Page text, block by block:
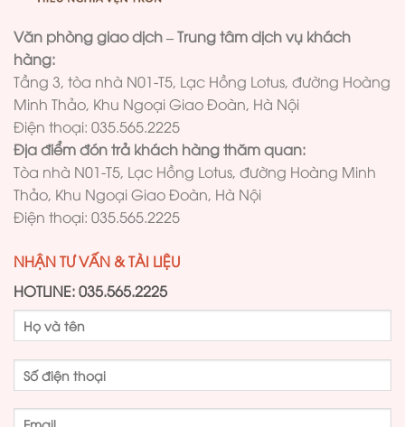
Văn phòng giao dịch – Trung tâm dịch vụ khách
hàng:
Tầng 3, tòa nhà N01-T5, Lạc Hồng Lotus, đường Hoàng
Minh Thảo, Khu Ngoại Giao Đoàn, Hà Nội
Điện thoại: 035.565.2225
Địa điểm đón trả khách hàng thăm quan:
Tòa nhà N01-T5, Lạc Hồng Lotus, đường Hoàng Minh
Thảo, Khu Ngoại Giao Đoàn, Hà Nội
Điện thoại: 035.565.2225
NHẬN TƯ VẤN & TÀI LIỆU
HOTLINE: 035.565.2225